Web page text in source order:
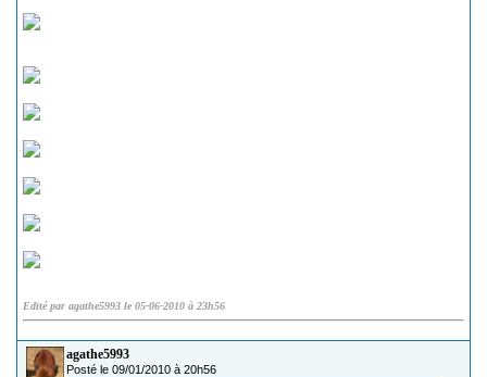
Edité par agathe5993 le 05-06-2010 à 23h56
agathe5993
Posté le 09/01/2010 à 20h56